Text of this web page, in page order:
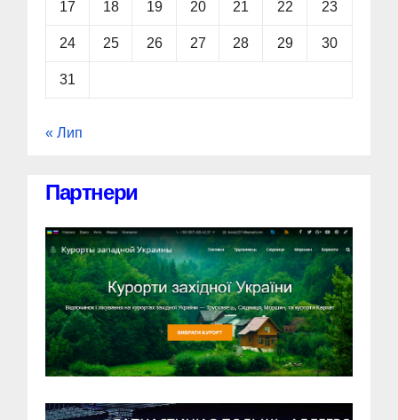
17 18 19 20 21 22 23
24 25 26 27 28 29 30
31
« Лип
Партнери